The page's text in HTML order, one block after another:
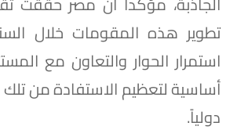
تطوير هذه المقومات خلال
استمرار الحوار والتعاون مع
أساسية لتعظيم الاستفادة من تلك
دولياً.